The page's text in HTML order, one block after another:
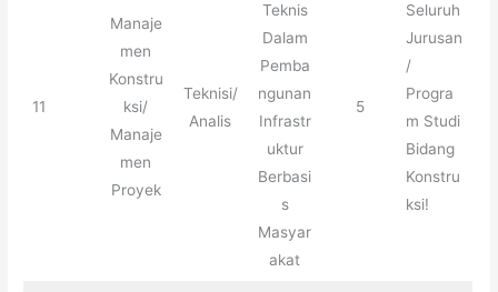
11
Manaje
men
Konstru
ksi/
Manaje
men
Proyek
Teknisi/
Analis
Teknis
Dalam
Pemba
ngunan
Infrastr
uktur
Berbasi
s
Masyar
akat
5
Seluruh
Jurusan
/
Progra
m Studi
Bidang
Konstru
ksi!